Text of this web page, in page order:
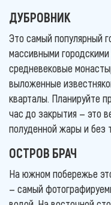
ДУБРОВНИК
Это самый популярный
массивными
средневековые
выложенные
кварталы. Планируйте
час до закрытия — это
полуденной жары и без
ОСТРОВ БРАЧ
На южном побережье
— самый